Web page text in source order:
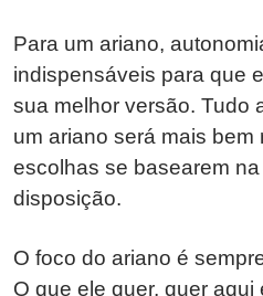
Para um ariano,
indispensáveis para que
sua melhor versão. Tudo
um ariano será mais bem
escolhas se basearem
disposição.
O foco do ariano é
O que ele quer, quer